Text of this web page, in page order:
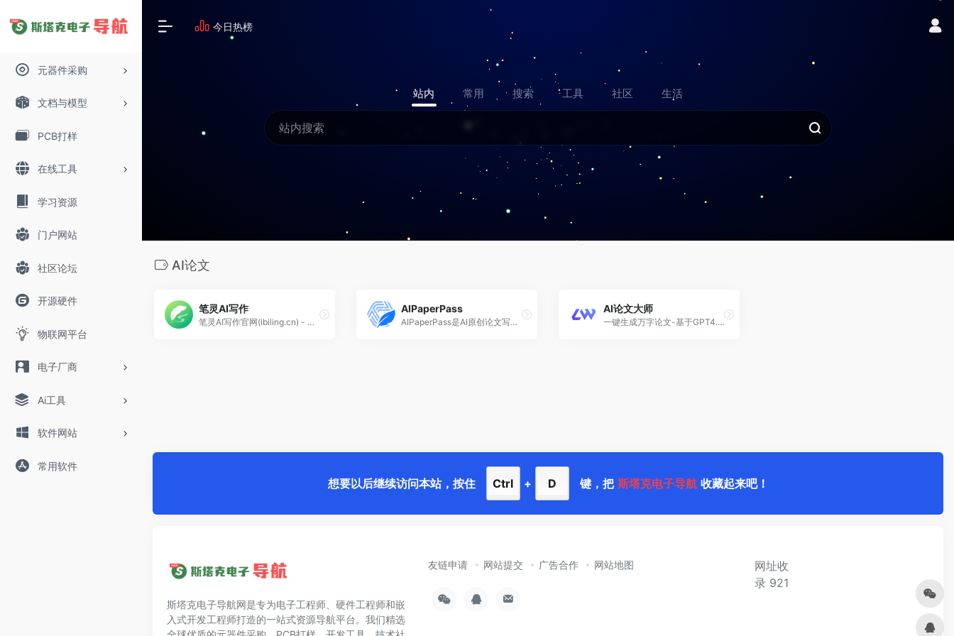
元器件采购
文档与模型
PCB打样
在线工具
学习资源
门户网站
社区论坛
开源硬件
物联网平台
电子厂商
Ai工具
软件网站
常用软件
今日热榜
站内 常用 搜索 工具 社区 生活
AI论文
笔灵AI写作
笔灵AI写作官网(ibiling.cn) - 国内领先的AI写作助手与智能工具。专为提高写作效率而设计，提供免费的AI文章改写、论文辅助、商业计划书撰写等服务。无论是学术写作还是商业文案，笔灵AI写作都能快速生成高质量内容，简化您的写作过程。
AIPaperPass
AIPaperPass是AI原创论文写作平台，10分钟产出3万字，提供真实网络数据、图、表、公式、代码，不限次2000字3级大纲，附带ppt、开题报告、任务书、40篇真实参考文献。
AI论文大师
一键生成万字论文-基于GPT4.0，格式规范，文章有逻辑有深度
想要以后继续访问本站，按住 Ctrl + D 键，把 斯塔克电子导航 收藏起来吧！
斯塔克电子导航网是专为电子工程师、硬件工程师和嵌
入式开发工程师打造的一站式资源导航平台。我们精选
友链申请 网站提交 广告合作 网站地图
网址收
录 921